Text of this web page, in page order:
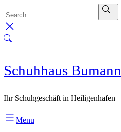
to
content
Schuhhaus Bumann
Ihr Schuhgeschäft in Heiligenhafen
Menu